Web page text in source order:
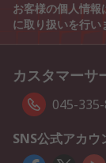
お客様の個人情報
に取り扱いを行い
カスタマーサ
045-335-
SNS公式アカウ